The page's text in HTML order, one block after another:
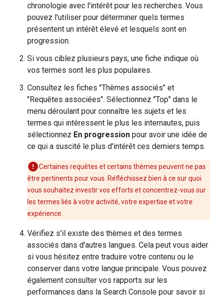
chronologie avec l'intérêt pour les recherches. Vous
pouvez l'utiliser pour déterminer quels termes
présentent un intérêt élevé et lesquels sont en
progression.
Si vous ciblez plusieurs pays, une fiche indique où
vos termes sont les plus populaires.
Consultez les fiches "Thèmes associés" et
"Requêtes associées". Sélectionnez "Top" dans le
menu déroulant pour connaître les sujets et les
termes qui intéressent le plus les internautes, puis
sélectionnez En progression pour avoir une idée de
ce qui a suscité le plus d'intérêt ces derniers temps.
Certaines requêtes et certains thèmes peuvent ne pas
être pertinents pour vous. Réfléchissez bien à ce sur quoi
vous souhaitez investir vos efforts et concentrez-vous sur
les termes liés à votre activité, votre expertise et votre
expérience.
Vérifiez s'il existe des thèmes et des termes
associés dans d'autres langues. Cela peut vous aider
si vous hésitez entre traduire votre contenu ou le
conserver dans votre langue principale. Vous pouvez
également consulter vos rapports sur les
performances dans la Search Console pour savoir si